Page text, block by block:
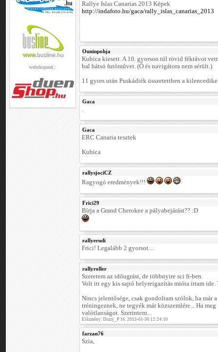
webshopunk :
Rallye Islas Canarias 2013 Képek
http://indafoto.hu/gaca/rally_islas_canarias_2013
Ouninpohja
Kubica kiesett. A 10. gyorson túl rövid féktávot
bal hátsó futóművet. (Ő és navigátora nem sérült.)
11 gyors után Puskádiék összetettben a
Gaca
.
Gaca
ERC Canaria tesztek
Kubica
rallysjociCZ
Ragyogó eredmények!!!
Frici29
Bírja a Grand Cherokee a pályabejárást?? :D
rallyerudi
Frici! Legalább 2 gyorsot....
rallyroller
Szeretem az időugrást, de többnyire sci fi-ben.
Volt itt egy kis sajtó helyreigazítás mióta írtam ide.
Nincs jelentősége, csak gondoltam szólok, ha már
tréningeznek, ne tegyék már közszemlére... Ha
valótlanságot. Szerintem...
Előzmény: Dizzy_P 16. 2013-01-30 12:24:10
farzan76
Szia,